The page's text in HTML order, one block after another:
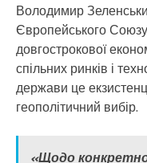
Володимир
Європейського
довгострокової
спільних ринків і
держави це
геополітичний вибір.
«Щодо